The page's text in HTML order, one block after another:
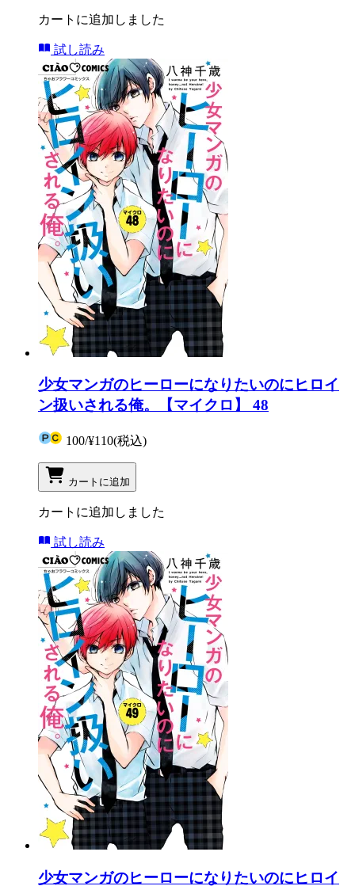
カートに追加しました
試し読み
少女マンガのヒーローになりたいのにヒロイ
ン扱いされる俺。【マイクロ】 48
100/¥110(税込)
カートに追加
カートに追加しました
試し読み
少女マンガのヒーローになりたいのにヒロイ